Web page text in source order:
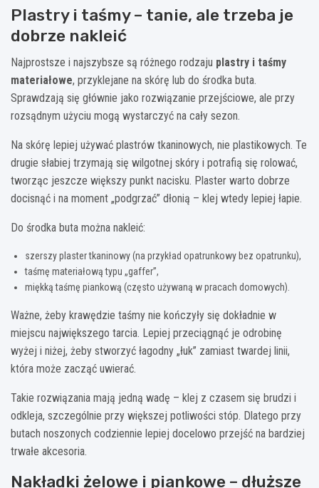
Plastry i taśmy – tanie, ale trzeba je
dobrze nakleić
Najprostsze i najszybsze są różnego rodzaju plastry i taśmy
materiałowe, przyklejane na skórę lub do środka buta.
Sprawdzają się głównie jako rozwiązanie przejściowe, ale przy
rozsądnym użyciu mogą wystarczyć na cały sezon.
Na skórę lepiej używać plastrów tkaninowych, nie plastikowych. Te
drugie słabiej trzymają się wilgotnej skóry i potrafią się rolować,
tworząc jeszcze większy punkt nacisku. Plaster warto dobrze
docisnąć i na moment „podgrzać” dłonią – klej wtedy lepiej łapie.
Do środka buta można nakleić:
szerszy plaster tkaninowy (na przykład opatrunkowy bez opatrunku),
taśmę materiałową typu „gaffer”,
miękką taśmę piankową (często używaną w pracach domowych).
Ważne, żeby krawędzie taśmy nie kończyły się dokładnie w
miejscu największego tarcia. Lepiej przeciągnąć je odrobinę
wyżej i niżej, żeby stworzyć łagodny „łuk” zamiast twardej linii,
która może zacząć uwierać.
Takie rozwiązania mają jedną wadę – klej z czasem się brudzi i
odkleja, szczególnie przy większej potliwości stóp. Dlatego przy
butach noszonych codziennie lepiej docelowo przejść na bardziej
trwałe akcesoria.
Nakładki żelowe i piankowe – dłuższe